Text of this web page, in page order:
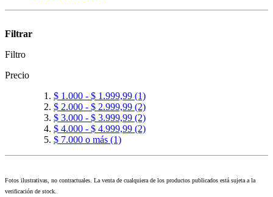
Filtrar
Filtro
Precio
$ 1.000 - $ 1.999,99 (1)
$ 2.000 - $ 2.999,99 (2)
$ 3.000 - $ 3.999,99 (2)
$ 4.000 - $ 4.999,99 (2)
$ 7.000 o más (1)
Fotos ilustrativas, no contractuales. La venta de cualquiera de los productos publicados está sujeta a la
verificación de stock.